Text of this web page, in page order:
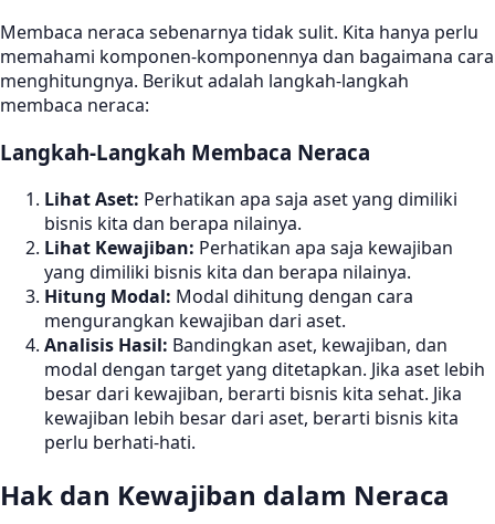
Membaca neraca sebenarnya tidak sulit. Kita hanya perlu
memahami komponen-komponennya dan bagaimana cara
menghitungnya. Berikut adalah langkah-langkah
membaca neraca:
Langkah-Langkah Membaca Neraca
Lihat Aset: Perhatikan apa saja aset yang dimiliki
bisnis kita dan berapa nilainya.
Lihat Kewajiban: Perhatikan apa saja kewajiban
yang dimiliki bisnis kita dan berapa nilainya.
Hitung Modal: Modal dihitung dengan cara
mengurangkan kewajiban dari aset.
Analisis Hasil: Bandingkan aset, kewajiban, dan
modal dengan target yang ditetapkan. Jika aset lebih
besar dari kewajiban, berarti bisnis kita sehat. Jika
kewajiban lebih besar dari aset, berarti bisnis kita
perlu berhati-hati.
Hak dan Kewajiban dalam Neraca